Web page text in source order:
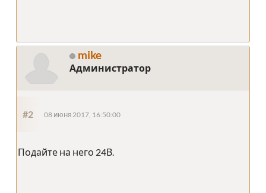
mike
Администратор
#2 08 июня 2017, 16:50:00
Подайте на него 24В.